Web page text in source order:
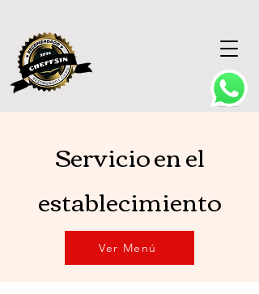
Servicio en el
establecimiento
Ver Menú